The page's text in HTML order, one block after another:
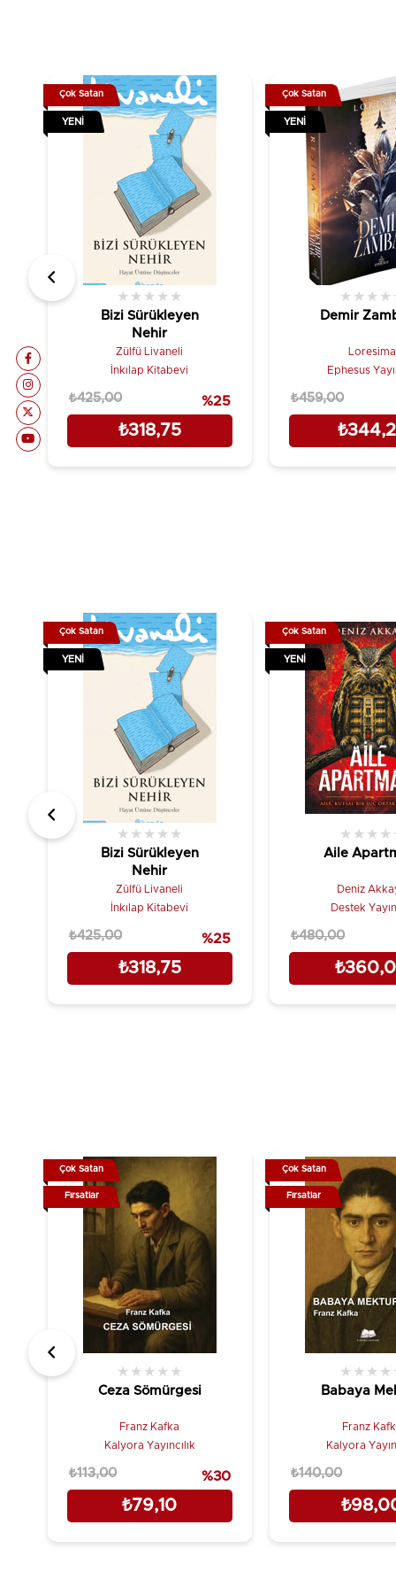
Bizi Sürükleyen
Nehir
★ ★ ★ ★ ★
Zülfü Livaneli
İnkılap Kitabevi
₺318,75
₺425,00 %25
Çok Satan
YENI
Demir
★ ★ ★ ★
Loresima
Ephesus
₺459,00
Çok Satan
YENI
Bizi Sürükleyen
Nehir
★ ★ ★ ★ ★
Zülfü Livaneli
İnkılap Kitabevi
₺318,75
₺425,00 %25
Çok Satan
YENI
Aile
★ ★ ★ ★
Deniz
Destek
₺480,00
Çok Satan
YENI
Ceza Sömürgesi
★ ★ ★ ★ ★
Franz Kafka
Kalyora Yayıncılık
₺79,10
₺113,00 %30
Çok Satan
Fırsatlar
Babaya
★ ★ ★ ★
Franz
Kalyora
₺140,00
Çok Satan
Fırsatlar